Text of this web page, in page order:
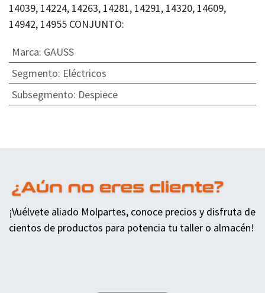
14039, 14224, 14263, 14281, 14291, 14320, 14609,
14942, 14955 CONJUNTO:
Marca: GAUSS
Segmento: Eléctricos
Subsegmento: Despiece
¡Vuélvete aliado Molpartes, conoce precios y disfruta de
cientos de productos para potencia tu taller o almacén!